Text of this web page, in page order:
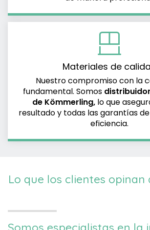
Materiales de
Nuestro compromiso con la
fundamental. Somos
de Kömmerling,lo que
resultado y todas las garantías de
Lo que los clientes opinan